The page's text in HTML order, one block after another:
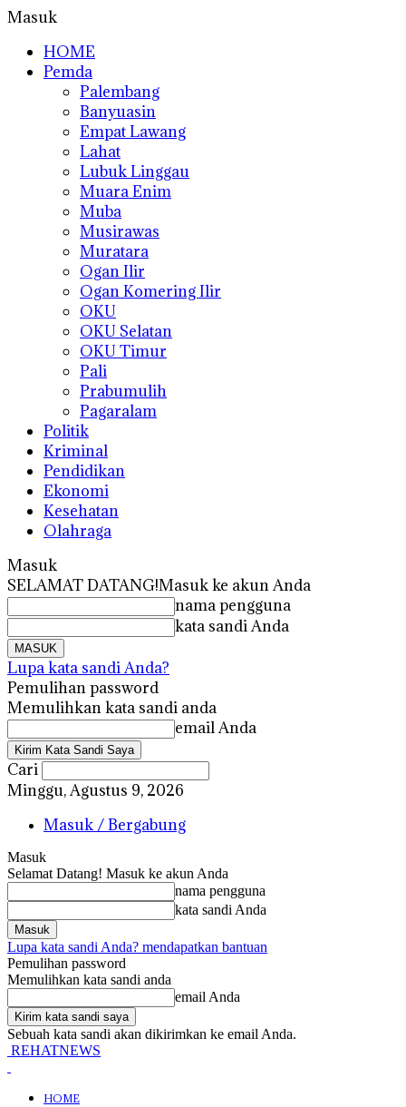
Masuk
HOME
Pemda
Palembang
Banyuasin
Empat Lawang
Lahat
Lubuk Linggau
Muara Enim
Muba
Musirawas
Muratara
Ogan Ilir
Ogan Komering Ilir
OKU
OKU Selatan
OKU Timur
Pali
Prabumulih
Pagaralam
Politik
Kriminal
Pendidikan
Ekonomi
Kesehatan
Olahraga
Masuk
SELAMAT DATANG!Masuk ke akun Anda
nama pengguna
kata sandi Anda
Lupa kata sandi Anda?
Pemulihan password
Memulihkan kata sandi anda
email Anda
Cari
Minggu, Agustus 9, 2026
Masuk / Bergabung
Masuk
Selamat Datang! Masuk ke akun Anda
nama pengguna
kata sandi Anda
Lupa kata sandi Anda? mendapatkan bantuan
Pemulihan password
Memulihkan kata sandi anda
email Anda
Sebuah kata sandi akan dikirimkan ke email Anda.
REHATNEWS
HOME